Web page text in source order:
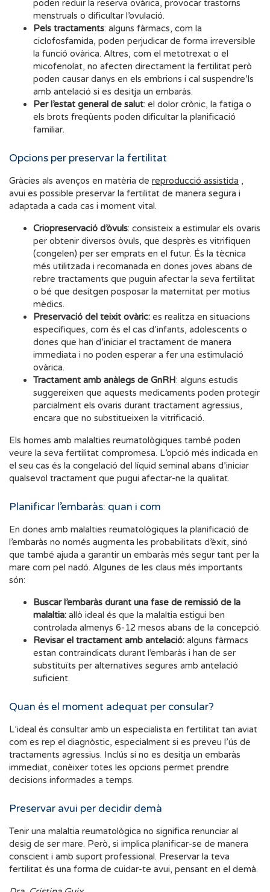
poden reduir la reserva ovàrica, provocar trastorns
menstruals o dificultar l’ovulació.
Pels tractaments: alguns fàrmacs, com la
ciclofosfamida, poden perjudicar de forma irreversible
la funció ovàrica. Altres, com el metotrexat o el
micofenolat, no afecten directament la fertilitat però
poden causar danys en els embrions i cal suspendre’ls
amb antelació si es desitja un embaràs.
Per l’estat general de salut: el dolor crònic, la fatiga o
els brots freqüents poden dificultar la planificació
familiar.
Opcions per preservar la fertilitat
Gràcies als avenços en matèria de reproducció assistida ,
avui es possible preservar la fertilitat de manera segura i
adaptada a cada cas i moment vital.
Criopreservació d’òvuls: consisteix a estimular els ovaris
per obtenir diversos òvuls, que desprès es vitrifiquen
(congelen) per ser emprats en el futur. És la tècnica
més utilitzada i recomanada en dones joves abans de
rebre tractaments que puguin afectar la seva fertilitat
o bé que desitgen posposar la maternitat per motius
mèdics.
Preservació del teixit ovàric: es realitza en situacions
específiques, com és el cas d’infants, adolescents o
dones que han d’iniciar el tractament de manera
immediata i no poden esperar a fer una estimulació
ovàrica.
Tractament amb anàlegs de GnRH: alguns estudis
suggereixen que aquests medicaments poden protegir
parcialment els ovaris durant tractament agressius,
encara que no substitueixen la vitrificació.
Els homes amb malalties reumatològiques també poden
veure la seva fertilitat compromesa. L’opció més indicada en
el seu cas és la congelació del líquid seminal abans d’iniciar
qualsevol tractament que pugui afectar-ne la qualitat.
Planificar l’embaràs: quan i com
En dones amb malalties reumatològiques la planificació de
l’embaràs no només augmenta les probabilitats d’èxit, sinó
que també ajuda a garantir un embaràs més segur tant per la
mare com pel nadó. Algunes de les claus més importants
són:
Buscar l’embaràs durant una fase de remissió de la
malaltia: allò ideal és que la malaltia estigui ben
controlada almenys 6-12 mesos abans de la concepció.
Revisar el tractament amb antelació: alguns fàrmacs
estan contraindicats durant l’embaràs i han de ser
substituïts per alternatives segures amb antelació
suficient.
Quan és el moment adequat per consular?
L’ideal és consultar amb un especialista en fertilitat tan aviat
com es rep el diagnòstic, especialment si es preveu l’ús de
tractaments agressius. Inclús si no es desitja un embaràs
immediat, conèixer totes les opcions permet prendre
decisions informades a temps.
Preservar avui per decidir demà
Tenir una malaltia reumatològica no significa renunciar al
desig de ser mare. Però, si implica planificar-se de manera
conscient i amb suport professional. Preservar la teva
fertilitat és una forma de cuidar-te avui, pensant en el demà.